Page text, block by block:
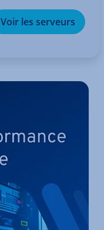
Voir les serveurs